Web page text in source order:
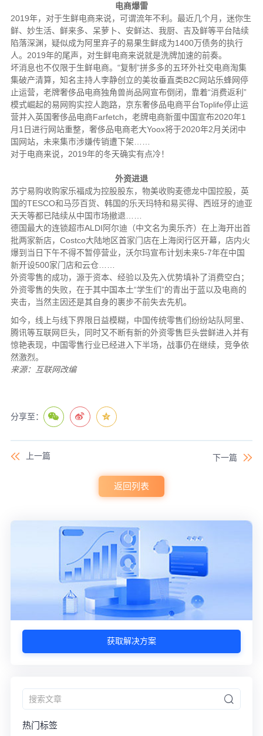
电商爆雷
2019年，对于生鲜电商来说，可谓流年不利。最近几个月，迷你生
鲜、妙生活、鲜来多、呆萝卜、安鲜达、我厨、吉及鲜等平台陆续
陷落深渊，疑似成为阿里弃子的易果生鲜成为1400万债务的执行
人。2019年的尾声，对生鲜电商来说就是洗牌加速的前奏。
坏消息也不仅限于生鲜电商。“复制”拼多多的五环外社交电商淘集
集破产清算，知名主持人李静创立的美妆垂直类B2C网站乐蜂网停
止运营，老牌奢侈品电商独角兽尚品网宣布倒闭，靠着“消费返利”
模式崛起的易网购实控人跑路，京东奢侈品电商平台Toplife停止运
营并入英国奢侈品电商Farfetch，老牌电商新蛋中国宣布2020年1
月1日进行网站重整，奢侈品电商老大Yoox将于2020年2月关闭中
国网站，未来集市涉嫌传销遭下架……
对于电商来说，2019年的冬天确实有点冷！
外资进退
苏宁易购收购家乐福成为控股股东，物美收购麦德龙中国控股，英
国的TESCO和马莎百货、韩国的乐天玛特和易买得、西班牙的迪亚
天天等都已陆续从中国市场撤退……
德国最大的连锁超市ALDI阿尔迪（中文名为奥乐齐）在上海开出首
批两家新店，Costco大陆地区首家门店在上海闵行区开幕，店内火
爆到当日下午不得不暂停营业，沃尔玛宣布计划未来5-7年在中国
新开设500家门店和云仓……
外资零售的成功，源于资本、经验以及先入优势填补了消费空白；
外资零售的失败，在于其中国本土“学生们”的青出于蓝以及电商的
夹击，当然主因还是其自身的裹步不前失去先机。
如今，线上与线下界限日益模糊，中国传统零售们纷纷站队阿里、
腾讯等互联网巨头，同时又不断有新的外资零售巨头尝鲜进入并有
惊艳表现，中国零售行业已经进入下半场，战事仍在继续，竞争依
然激烈。
来源：互联网改编
分享至：
上一篇 下一篇
返回列表
获取解决方案
热门标签